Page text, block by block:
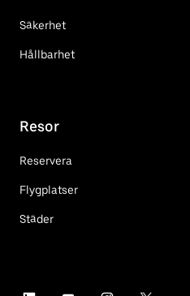
Säkerhet
Hållbarhet
Resor
Reservera
Flygplatser
Städer